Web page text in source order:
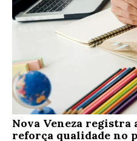
Nova Veneza registra
reforça qualidade no